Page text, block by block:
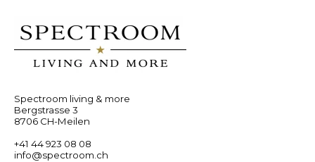
Spectroom living & more
Bergstrasse 3
8706 CH-Meilen
+41 44 923 08 08
info@spectroom.ch